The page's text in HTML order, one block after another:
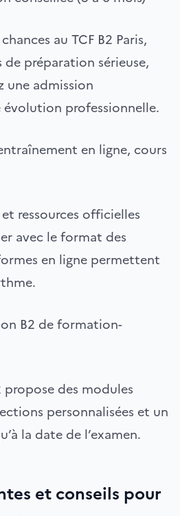
au TCF B2 Paris,
préparation sérieuse,
une admission
professionnelle.
en ligne, cours
ressources officielles
avec le format des
en ligne permettent
B2 de formation-
des modules
personnalisées et un
la date de l’examen.
et conseils pour